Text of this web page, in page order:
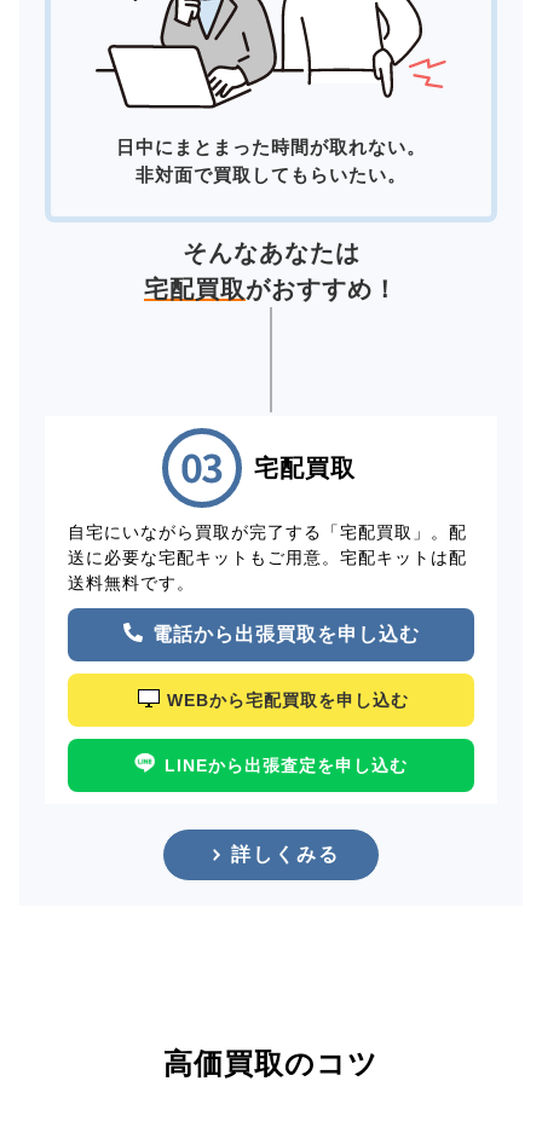
日中にまとまった時間が取れない。
非対面で買取してもらいたい。
そんなあなたは
宅配買取がおすすめ！
宅配買取
自宅にいながら買取が完了する「宅配買取」。配
送に必要な宅配キットもご用意。宅配キットは配
送料無料です。
電話から出張買取を申し込む
WEBから宅配買取を申し込む
LINEから出張査定を申し込む
詳しくみる
高価買取のコツ